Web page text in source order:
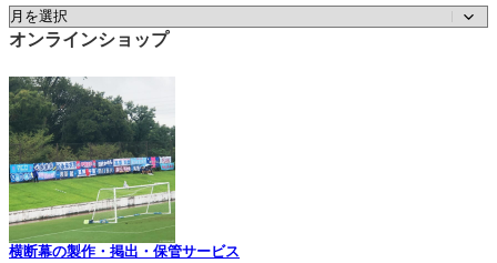
ア
ー
イ
ブ
オンラインショップ
横断幕の製作・掲出・保管サービス